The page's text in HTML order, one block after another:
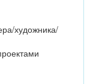
художника/